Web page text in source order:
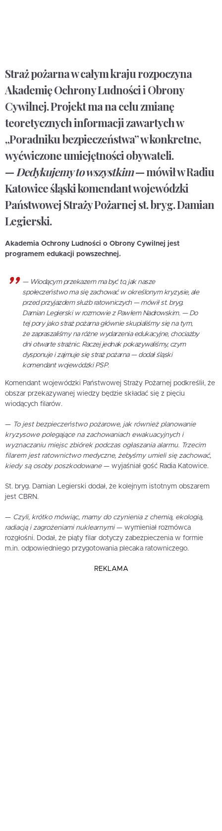
Straż pożarna w całym kraju rozpoczyna
Akademię Ochrony Ludności i Obrony
Cywilnej. Projekt ma na celu zmianę
teoretycznych informacji zawartych w
„Poradniku bezpieczeństwa” w konkretne,
wyćwiczone umiejętności obywateli.
—Dedykujemy to wszystkim— mówił w Radiu
Katowice śląski komendant wojewódzki
Państwowej Straży Pożarnej st. bryg. Damian
Legierski.
Akademia Ochrony Ludności o Obrony Cywilnej jest
programem edukacji powszechnej.
— Wiodącym przekazem ma być to, jak nasze
społeczeństwo ma się zachować w określonym kryzysie, ale
przed przyjazdem służb ratowniczych — mówił st. bryg.
Damian Legierski w rozmowie z Pawłem Nadrowskim. — Do
tej pory jako straż pożarna głównie skupialiśmy się na tym,
że zapraszaliśmy na różne wydarzenia edukacyjne, chociażby
dni otwarte strażnic. Raczej jednak pokazywaliśmy, czym
dysponuje i zajmuje się straż pożarna— dodał śląski
komendant wojewódzki PSP.
Komendant wojewódzki Państwowej Straży Pożarnej podkreślił, że
obszar przekazywanej wiedzy będzie składać się z pięciu
wiodących filarów.
— To jest bezpieczeństwo pożarowe, jak również planowanie
kryzysowe polegające na zachowaniach ewakuacyjnych i
wyznaczaniu miejsc zbiórek podczas ogłaszania alarmu. Trzecim
filarem jest ratownictwo medyczne, żebyśmy umieli się zachować,
kiedy są osoby poszkodowane— wyjaśniał gość Radia Katowice.
St. bryg. Damian Legierski dodał, że kolejnym istotnym obszarem
jest CBRN.
— Czyli, krótko mówiąc, mamy do czynienia z chemią, ekologią,
radiacją i zagrożeniami nuklearnymi— wymieniał rozmówca
rozgłośni. Dodał, że piąty filar dotyczy zabezpieczenia w formie
m.in. odpowiedniego przygotowania plecaka ratowniczego.
REKLAMA